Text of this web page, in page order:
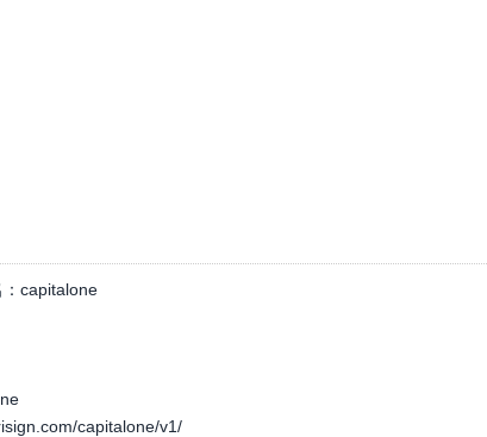
capitalone
capitalone/v1/